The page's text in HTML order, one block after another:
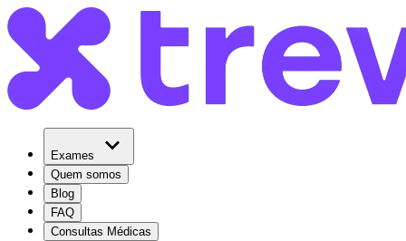
Exames
Quem somos
Blog
FAQ
Consultas Médicas